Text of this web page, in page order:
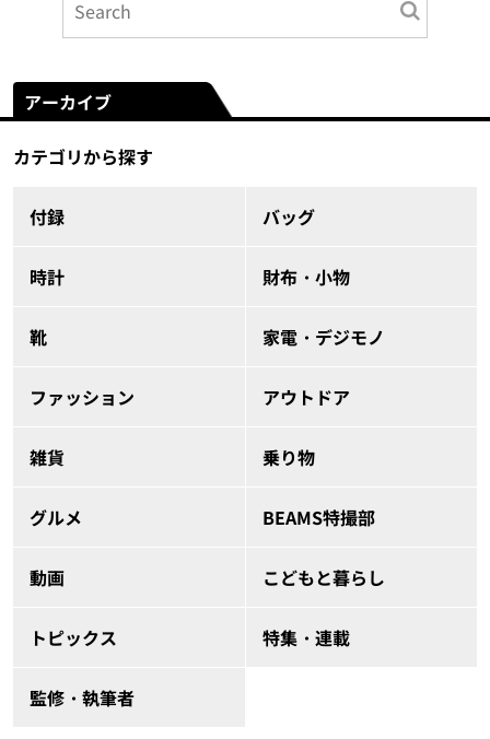
アーカイブ
カテゴリから探す
付録 バッグ
時計 財布・小物
靴 家電・デジモノ
ファッション アウトドア
雑貨 乗り物
グルメ BEAMS特撮部
動画 こどもと暮らし
トピックス 特集・連載
監修・執筆者